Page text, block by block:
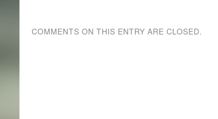
COMMENTS ON THIS ENTRY ARE CLOSED.